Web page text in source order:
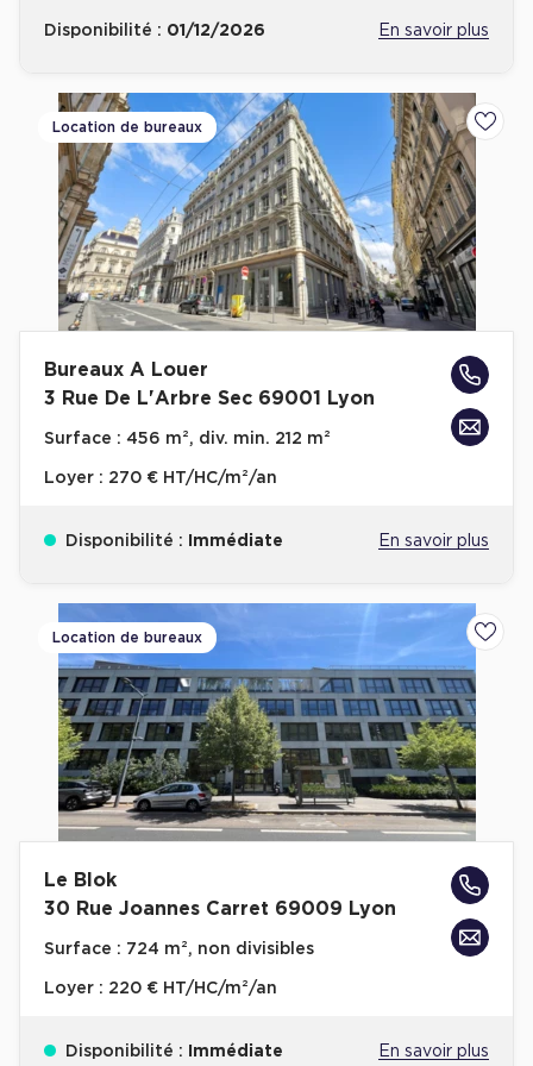
Plateaux opérés
Plateaux opérés à Lyon
Plateaux opérés à Neuilly-sur-Seine
Plateaux opérés à Saint-Ouen
Plateaux opérés à Boulogne-Billancourt
Collections Flex / Coworking
Bureaux privés avec terrasse
Guide & Conseils
Disponibilité : 01/12/2026 En savoir plus
Location de bureaux
Bureaux A Louer
3 Rue De L'Arbre Sec 69001 Lyon
Surface : 456 m², div. min. 212 m²
Loyer : 270 € HT/HC/m²/an
Disponibilité : Immédiate En savoir plus
Location de bureaux
Le Blok
30 Rue Joannes Carret 69009 Lyon
Surface : 724 m², non divisibles
Loyer : 220 € HT/HC/m²/an
Disponibilité : Immédiate En savoir plus